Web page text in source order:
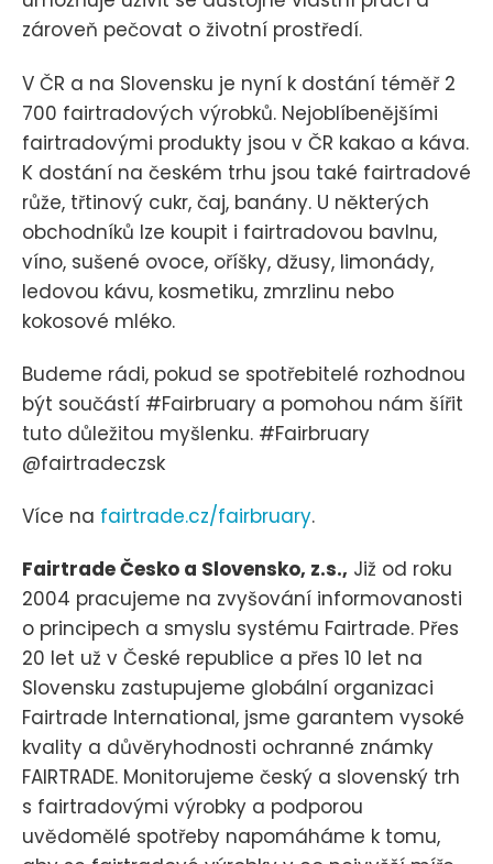
zároveň pečovat o životní prostředí.
V ČR a na Slovensku je nyní k dostání téměř 2
700 fairtradových výrobků. Nejoblíbenějšími
fairtradovými produkty jsou v ČR kakao a káva.
K dostání na českém trhu jsou také fairtradové
růže, třtinový cukr, čaj, banány. U některých
obchodníků lze koupit i fairtradovou bavlnu,
víno, sušené ovoce, oříšky, džusy, limonády,
ledovou kávu, kosmetiku, zmrzlinu nebo
kokosové mléko.
Budeme rádi, pokud se spotřebitelé rozhodnou
být součástí #Fairbruary a pomohou nám šířit
tuto důležitou myšlenku. #Fairbruary
@fairtradeczsk
Více na fairtrade.cz/fairbruary.
Fairtrade Česko a Slovensko, z.s., Již od roku
2004 pracujeme na zvyšování informovanosti
o principech a smyslu systému Fairtrade. Přes
20 let už v České republice a přes 10 let na
Slovensku zastupujeme globální organizaci
Fairtrade International, jsme garantem vysoké
kvality a důvěryhodnosti ochranné známky
FAIRTRADE. Monitorujeme český a slovenský trh
s fairtradovými výrobky a podporou
uvědomělé spotřeby napomáháme k tomu,